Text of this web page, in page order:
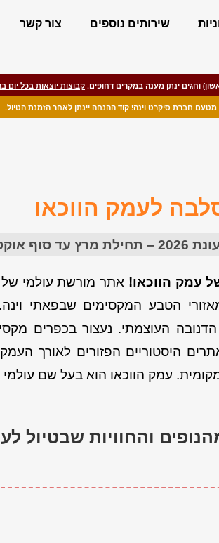
שירותים נוספים צור קשר
קבוצות יוצאות בכל
לעמק הווכאו
עונת 2026 – תחילת מרץ עד סוף אוקטובר
עמק הווכאו! אתר מורשת עולמי של
הטבע המקסימים שבפאתי
העוצמתי. נעצור בכפרים
היסטוריים הפזורים לאורך
עמק הווכאו הוא בעל שם עולמי
והחוויות שבטיול